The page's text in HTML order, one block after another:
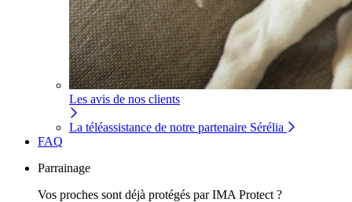
Les avis de nos clients
La téléassistance de notre partenaire Sérélia
FAQ
Parrainage
Vos proches sont déjà protégés par IMA Protect ?